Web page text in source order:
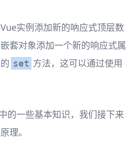
实例添加新的吶应式顶层数
套对象添加一个新的响应式属
set 方法，这可以通过使用
的一些基本知识，我们接下来
理。